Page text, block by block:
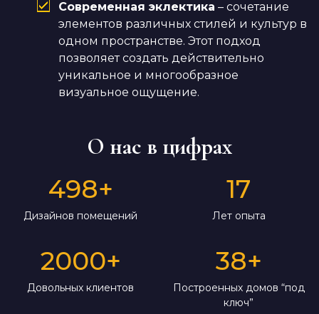
Современная эклектика – сочетание
элементов различных стилей и культур в
одном пространстве. Этот подход
позволяет создать действительно
уникальное и многообразное
визуальное ощущение.
О нас в цифрах
498+
Дизайнов помещений
17
Лет опыта
2000+
Довольных клиентов
38+
Построенных домов “под
ключ”